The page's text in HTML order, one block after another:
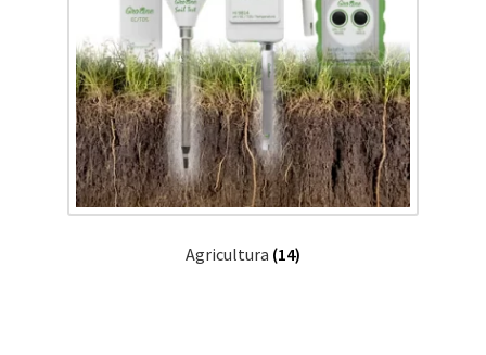
Agricultura (14)